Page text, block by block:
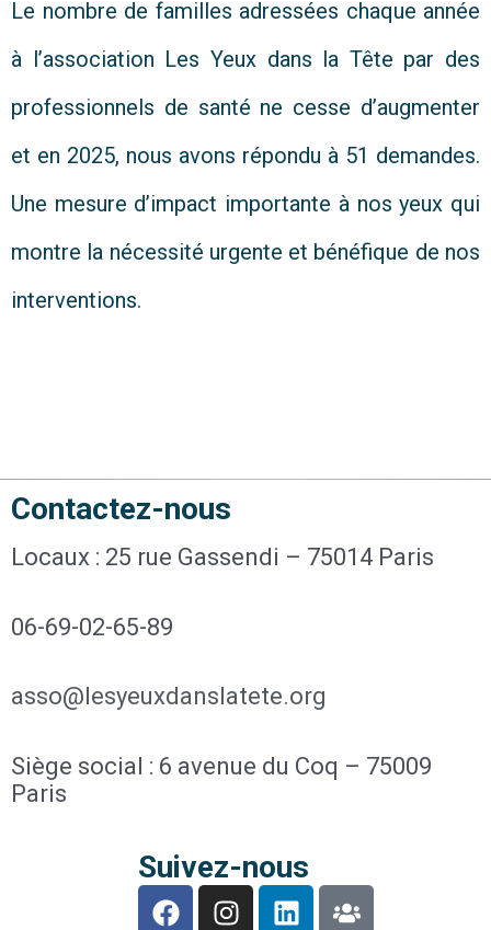
Le nombre de familles adressées chaque année
à l’association Les Yeux dans la Tête par des
professionnels de santé ne cesse d’augmenter
et en 2025, nous avons répondu à 51 demandes.
Une mesure d’impact importante à nos yeux qui
montre la nécessité urgente et bénéfique de nos
interventions.
Contactez-nous
Locaux : 25 rue Gassendi – 75014 Paris
06-69-02-65-89
asso@lesyeuxdanslatete.org
Siège social : 6 avenue du Coq – 75009
Paris
Suivez-nous
F
I
L
U